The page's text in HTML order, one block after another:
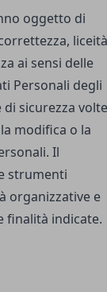
oggetto di
ai sensi delle
Personali degli
sicurezza volte
modifica o la
Il
strumenti
organizzative e
finalità indicate.